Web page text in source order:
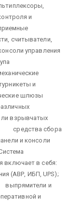
и
считыватели,
управления
и
шлюзы
взрывчатых
- средства сбора
и консоли
включает в себя:
(АВР, ИБП, UPS);
и
и